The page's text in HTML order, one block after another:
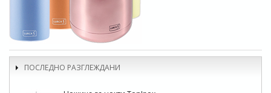
ПОСЛЕДНО РАЗГЛЕЖДАНИ